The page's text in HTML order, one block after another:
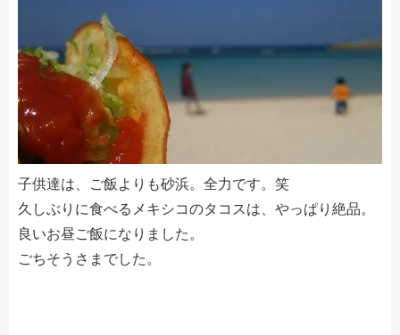
子供達は、ご飯よりも砂浜。全力です。笑
久しぶりに食べるメキシコのタコスは、やっぱり絶品。
良いお昼ご飯になりました。
ごちそうさまでした。